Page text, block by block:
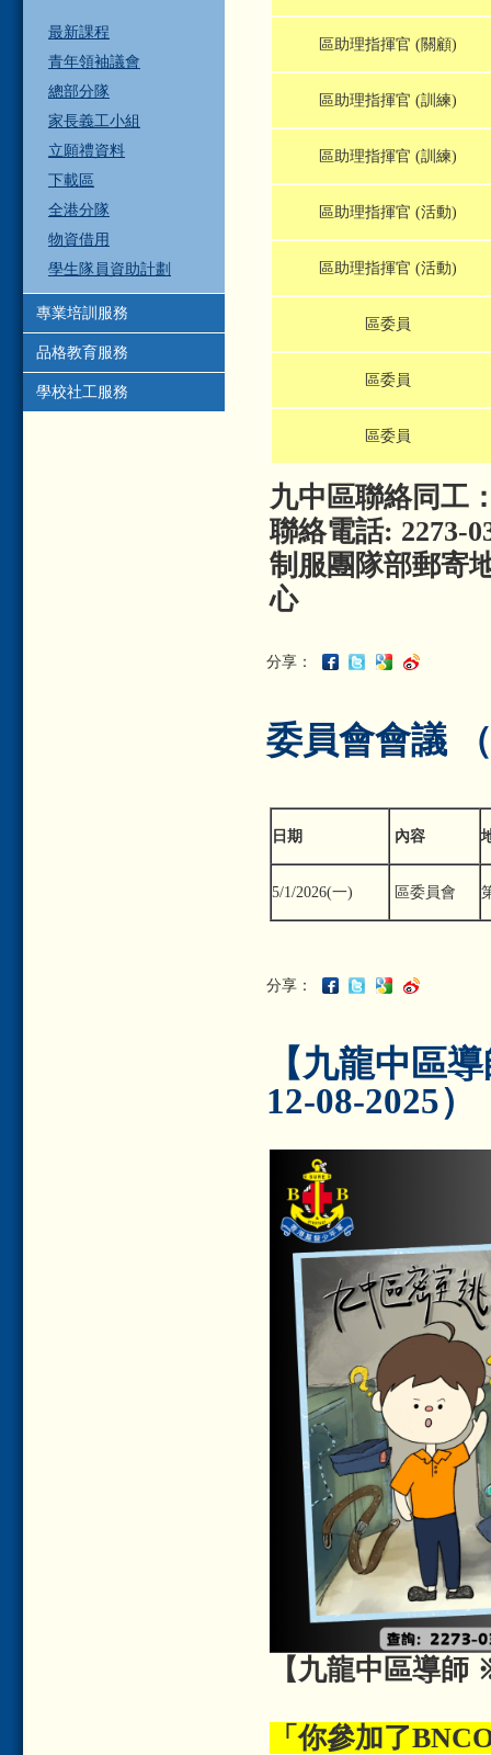
最新課程
青年領袖議會
總部分隊
家長義工小組
立願禮資料
下載區
全港分隊
物資借用
學生隊員資助計劃
專業培訓服務
品格教育服務
學校社工服務
區助理指揮官 (關顧)
區助理指揮官 (訓練)
區助理指揮官 (訓練)
區助理指揮官 (活動)
區助理指揮官 (活動)
區委員
區委員
區委員
九中區聯絡同工
聯絡電話: 2273-
制服團隊部郵寄
心
分享：
委員會會議
日期 內容
5/1/2026(一) 區委員會
分享：
【九龍中區
12-08-2025）
【九龍中區導
「你參加了